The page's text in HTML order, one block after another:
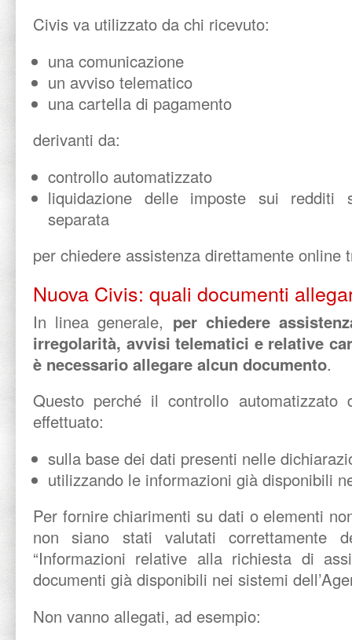
Civis va utilizzato da chi ricevuto:
una comunicazione
un avviso telematico
una cartella di pagamento
derivanti da:
controllo automatizzato
liquidazione delle imposte sui redditi
separata
per chiedere assistenza direttamente
Nuova Civis: quali documenti
In linea generale, per chiedere
irregolarità, avvisi telematici e relative
è necessario allegare alcun documento.
Questo perché il controllo automatizzato
effettuato:
sulla base dei dati presenti nelle
utilizzando le informazioni già disponibili
Per fornire chiarimenti su dati o elementi
non siano stati valutati correttamente
“Informazioni relative alla richiesta di
documenti già disponibili nei sistemi
Non vanno allegati, ad esempio: